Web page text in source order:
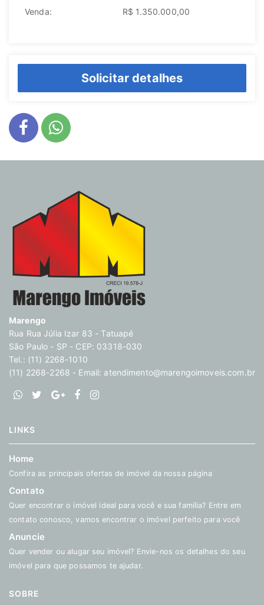
Venda: R$ 1.350.000,00
Solicitar detalhes
Marengo
Rua Rua Júlia Izar 83 - Tatuapé
São Paulo - SP - CEP: 03318-030
Tel.: (11) 2268-1010
(11) 2268-2268 - Email: atendimento@marengoimoveis.com.br
LINKS
Home
Confira as principais ofertas de imóvel da nossa página
Contato
Quer encontrar o imóvel ideal para você e sua família? Entre em
contato conosco, vamos encontrar o imóvel perfeito para você
Anuncie
Quer vender ou alugar seu imóvel? Envie-nos os detalhes do seu
imóvel para que possamos te ajudar.
SOBRE